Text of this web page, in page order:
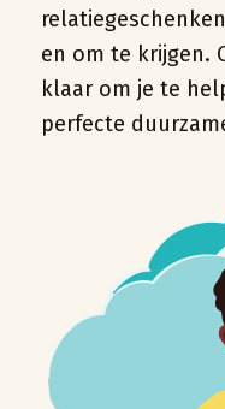
en om te krijgen.
klaar om je te
perfecte